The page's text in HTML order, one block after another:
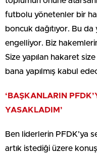
futbolu yönetenler bir
boncuk dağıtıyor. Bu
engelliyor. Biz
Size yapılan hakaret
bana yapılmış kabul
‘BAŞKANLARIN
YASAKLADIM’
Ben liderlerin PFDK’ya
artık istediği üzere